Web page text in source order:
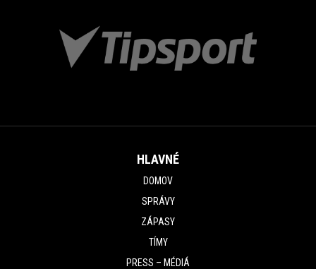
HLAVNÉ
DOMOV
SPRÁVY
ZÁPASY
TÍMY
PRESS – MÉDIÁ